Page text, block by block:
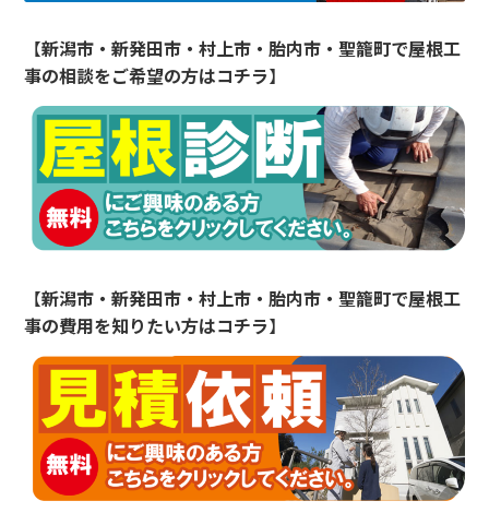
【新潟市・新発田市・村上市・胎内市・聖籠町で屋根工
事の相談をご希望の方はコチラ】
【新潟市・新発田市・村上市・胎内市・聖籠町で屋根工
事の費用を知りたい方はコチラ】